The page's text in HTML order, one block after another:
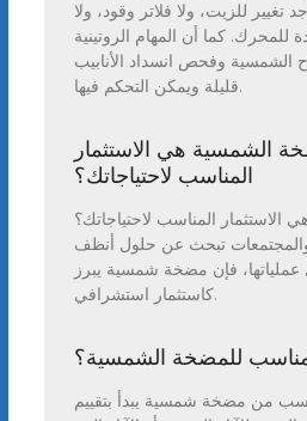
تغيير للزيت، ولا فلاتر وقود، ولا
كما أن المهام الروتينية
الشمسية وفحص انسداد الأنابيب
قليلة ويمكن التحكم فيها.
الشمسية هي الاستثمار
المناسب لاحتياجاتك؟
المناسب لاحتياجاتك؟
والمجتمعات تبحث عن حلول أنظف
عملياتها، فإن مضخة شمسية يبرز
كاستثمار استشرافي.
للمضخة الشمسية؟
من مضخة شمسية يبدأ بتقييم